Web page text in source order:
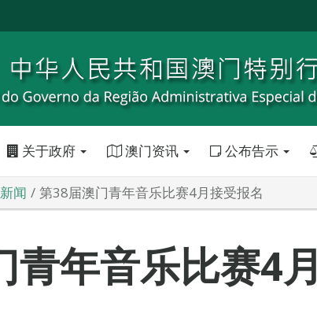
关于政府 澳门资讯 公布告示
新闻 第38届澳门青年音乐比赛4月接受报名
青年音乐比赛4月